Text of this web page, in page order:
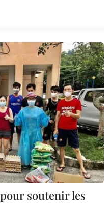
soutenir les